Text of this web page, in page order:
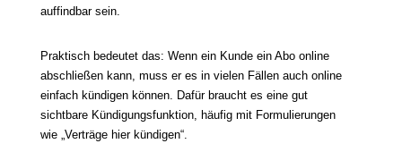
auffindbar sein.
Praktisch bedeutet das: Wenn ein Kunde ein Abo online
abschließen kann, muss er es in vielen Fällen auch online
einfach kündigen können. Dafür braucht es eine gut
sichtbare Kündigungsfunktion, häufig mit Formulierungen
wie „Verträge hier kündigen“.